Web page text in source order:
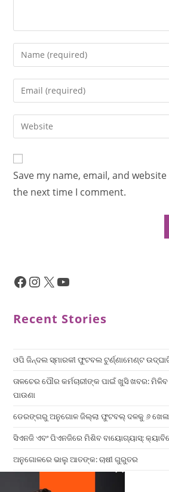
Save my name, email, and
the next time I comment.
Recent Stories
ଓପି ଜିନ୍ଦଲ ସ୍ମାରକୀ ଫୁଟବଲ ଟୁର୍ଣ୍ଣାମେଣ୍ଟ
ତାଳଚେର ପୌର କର୍ମଚାରୀଙ୍କ ପାଇଁ ଖୁସି ଖବର:
ପାଉଣା
ଡେରଙ୍ଗରୁ ଅନୁଗୋଳ ଜିଲ୍ଲା ଫୁଟବଲ୍ ଦଳକୁ ୬
ସିଏନଜି ଏବଂ ପିଏନଜିରେ ମିଶିବ ବାୟୋଗ୍ୟାସ୍:
ଅନୁଗୋଳରେ ଭାଲୁ ଆତଙ୍କ: ଚାଷୀ ଗୁରୁତର
×